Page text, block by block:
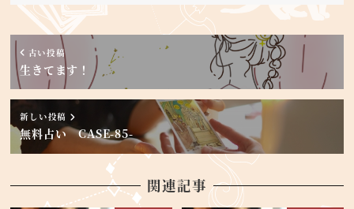
古い投稿
生きてます！
新しい投稿
無料占い CASE-85-
関連記事